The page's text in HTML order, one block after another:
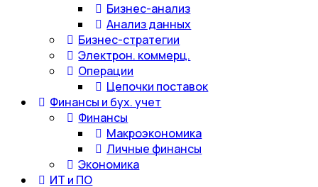
Бизнес-анализ
Анализ данных
Бизнес-стратегии
Электрон. коммерц.
Операции
Цепочки поставок
Финансы и бух. учет
Финансы
Макроэкономика
Личные финансы
Экономика
ИТ и ПО